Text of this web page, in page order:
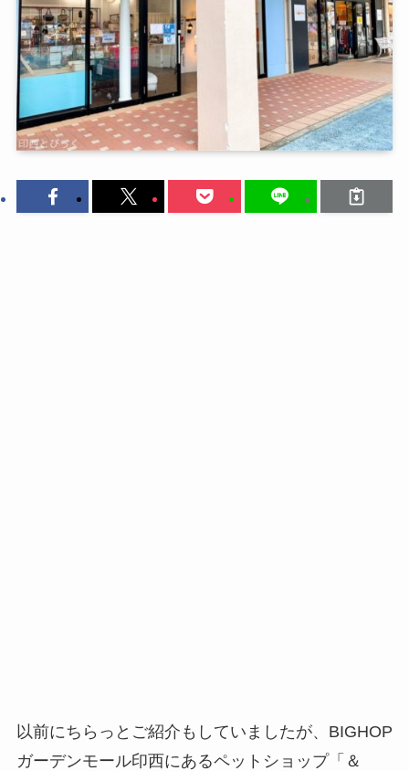
以前にちらっとご紹介もしていましたが、BIGHOP
ガーデンモール印西にあるペットショップ「＆